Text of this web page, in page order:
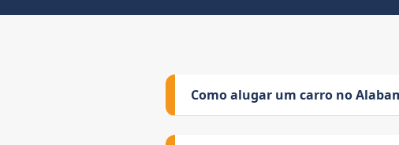
Como alugar um carro no